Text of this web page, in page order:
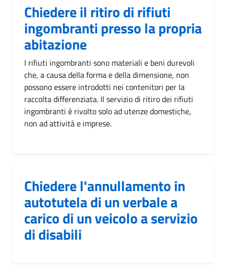
Chiedere il ritiro di rifiuti
ingombranti presso la propria
abitazione
I rifiuti ingombranti sono materiali e beni durevoli
che, a causa della forma e della dimensione, non
possono essere introdotti nei contenitori per la
raccolta differenziata. Il servizio di ritiro dei rifiuti
ingombranti è rivolto solo ad utenze domestiche,
non ad attività e imprese.
Chiedere l'annullamento in
autotutela di un verbale a
carico di un veicolo a servizio
di disabili